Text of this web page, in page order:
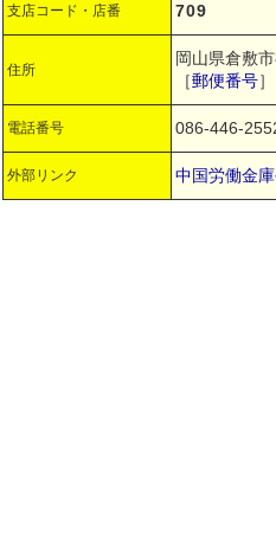
支店コード・店番 709
住所
岡山県倉敷
［郵便番号
電話番号 086-446-
外部リンク 中国労働金